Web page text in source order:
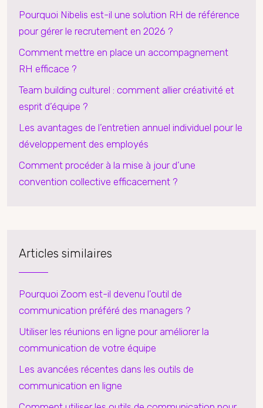
Pourquoi Nibelis est-il une solution RH de référence
pour gérer le recrutement en 2026 ?
Comment mettre en place un accompagnement
RH efficace ?
Team building culturel : comment allier créativité et
esprit d’équipe ?
Les avantages de l’entretien annuel individuel pour le
développement des employés
Comment procéder à la mise à jour d’une
convention collective efficacement ?
Articles similaires
Pourquoi Zoom est-il devenu l’outil de
communication préféré des managers ?
Utiliser les réunions en ligne pour améliorer la
communication de votre équipe
Les avancées récentes dans les outils de
communication en ligne